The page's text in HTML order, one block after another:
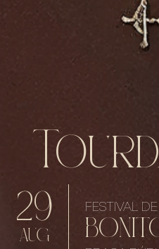
29
AUG
FESTIVAL